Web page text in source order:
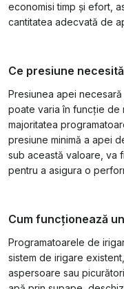
economisi timp și efort,
cantitatea adecvată de
Ce presiune
Presiunea apei
poate varia în funcție de
majoritatea
presiune minimă a apei
sub această valoare, va
pentru a asigura o
Cum funcționează
Programatoarele de
sistem de irigare
aspersoare sau